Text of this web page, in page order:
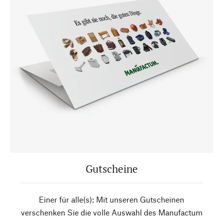
Gutscheine
Einer für alle(s): Mit unseren Gutscheinen
verschenken Sie die volle Auswahl des Manufactum